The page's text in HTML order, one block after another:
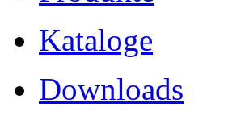
Kataloge
Downloads